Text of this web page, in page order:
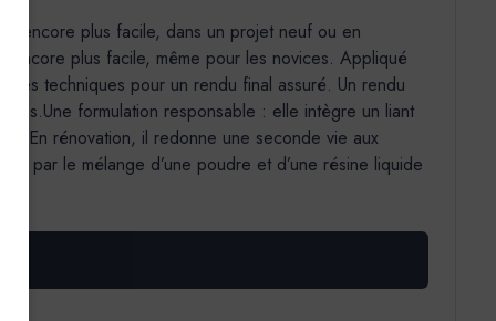
encore plus facile, dans un projet neuf ou en
encore plus facile, même pour les novices. Appliqué
techniques pour un rendu final assuré. Un rendu
formulation responsable : elle intègre un liant
En rénovation, il redonne une seconde vie aux
par le mélange d’une poudre et d’une résine liquide